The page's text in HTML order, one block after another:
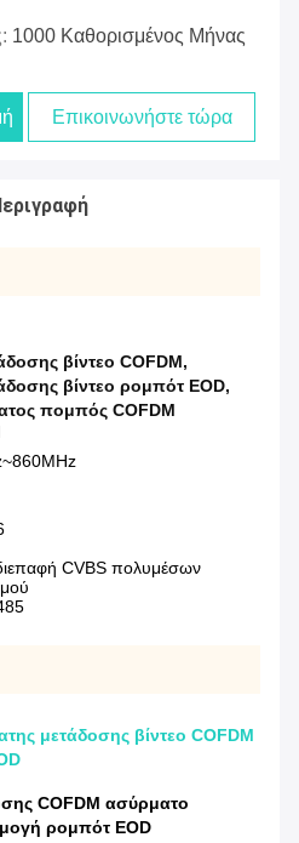
1000 Καθορισμένος Μήνας
Επικοινωνήστε τώρα
βίντεο COFDM,
βίντεο ρομπότ EOD,
πομπός COFDM
CVBS πολυμέσων
μετάδοσης βίντεο COFDM
COFDM ασύρματο
ρομπότ EOD